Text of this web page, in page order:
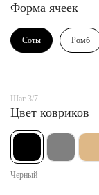
Форма ячеек
Соты Ромб
Шаг 3/7
Цвет ковриков
Черный